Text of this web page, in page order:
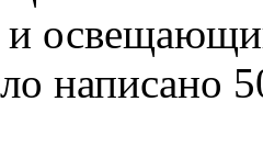
и
написано